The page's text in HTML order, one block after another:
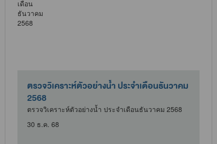
ตรวจวิเคราะห์ตัวอย่างน้ำ ประจำเดือนธันวาคม
2568
ตรวจวิเคราะห์ตัวอย่างน้ำ ประจำเดือนธันวาคม 2568
30 ธ.ค. 68